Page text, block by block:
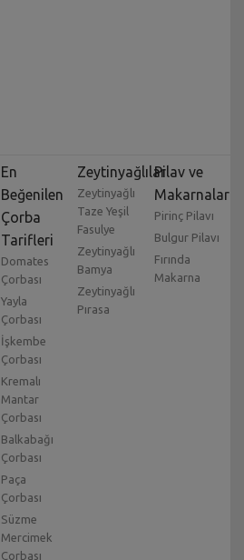
En
Beğenilen
Çorba
Tarifleri
Domates
Çorbası
Yayla
Çorbası
İşkembe
Çorbası
Kremalı
Mantar
Çorbası
Balkabağı
Çorbası
Paça
Çorbası
Süzme
Mercimek
Çorbası
Zeytinyağlılar
Zeytinyağlı
Taze Yeşil
Fasulye
Zeytinyağlı
Bamya
Zeytinyağlı
Pırasa
Pilav ve
Makarnalar
Pirinç Pilavı
Bulgur Pilavı
Fırında
Makarna